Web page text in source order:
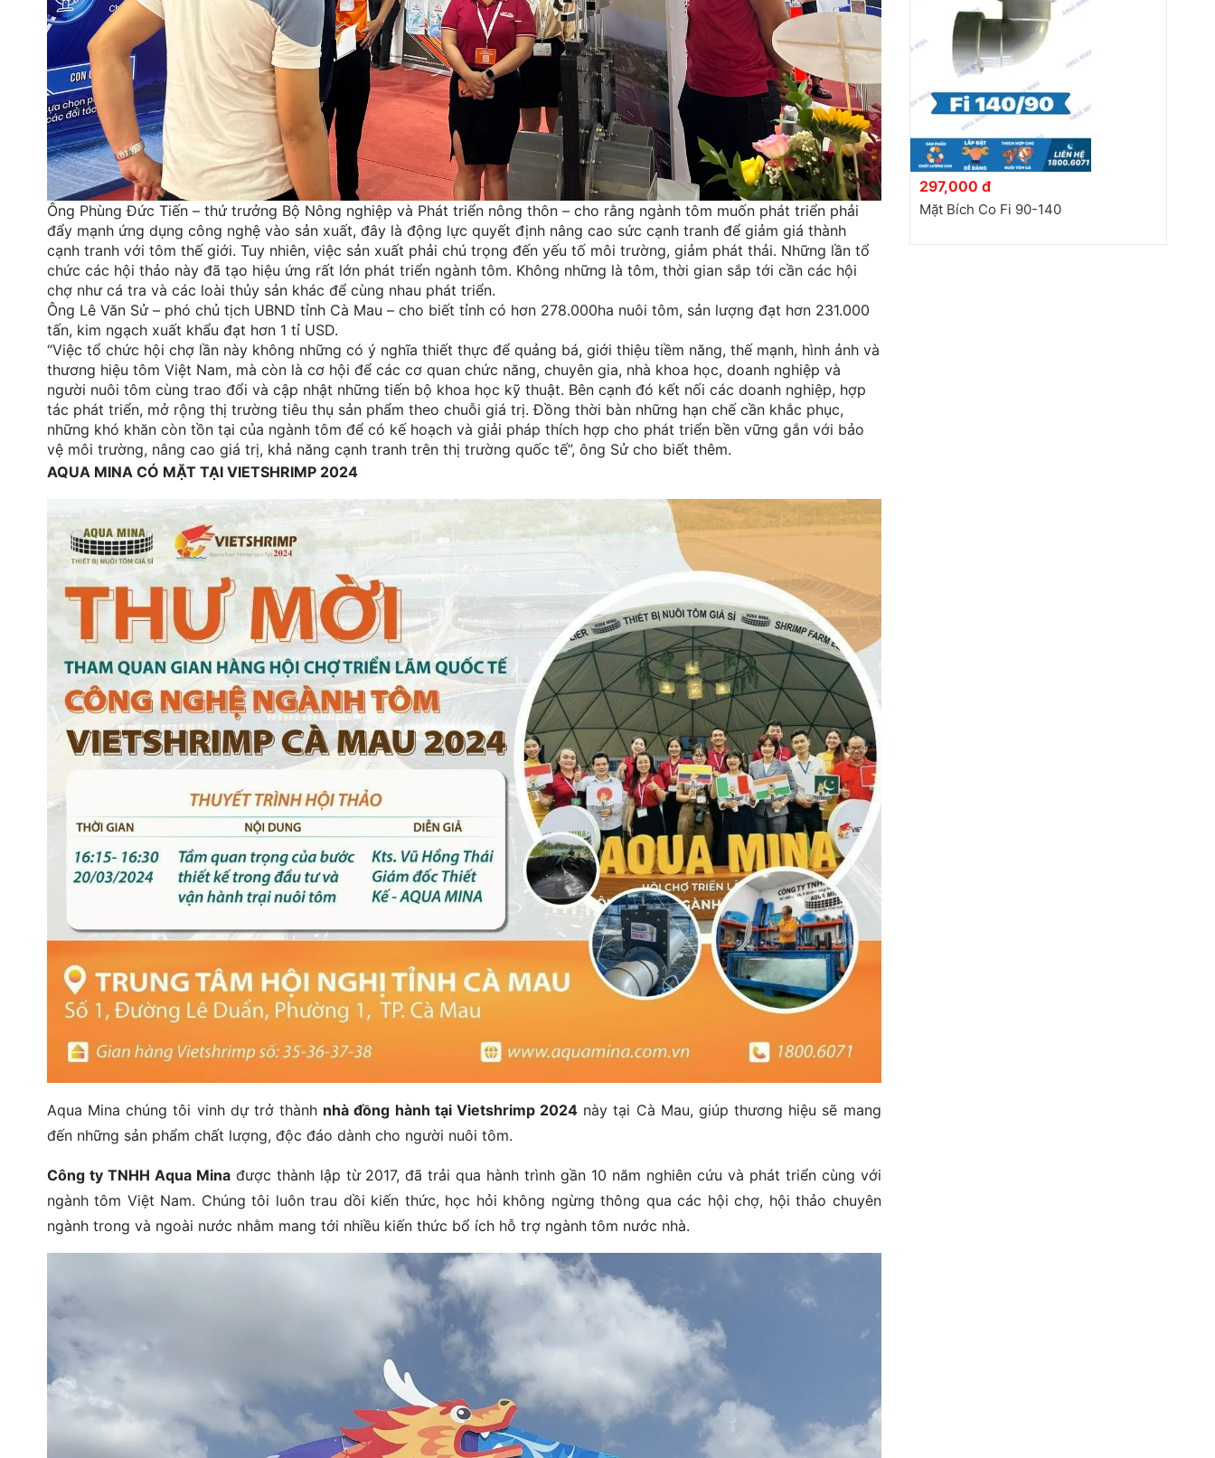
Ông Phùng Đức Tiến – thứ trưởng Bộ Nông nghiệp và Phát triển nông thôn – cho rằng ngành tôm muốn phát triển phải
đẩy mạnh ứng dụng công nghệ vào sản xuất, đây là động lực quyết định nâng cao sức cạnh tranh để giảm giá thành
cạnh tranh với tôm thế giới. Tuy nhiên, việc sản xuất phải chú trọng đến yếu tố môi trường, giảm phát thải. Những lần tổ
chức các hội thảo này đã tạo hiệu ứng rất lớn phát triển ngành tôm. Không những là tôm, thời gian sắp tới cần các hội
chợ như cá tra và các loài thủy sản khác để cùng nhau phát triển.
Ông Lê Văn Sử – phó chủ tịch UBND tỉnh Cà Mau – cho biết tỉnh có hơn 278.000ha nuôi tôm, sản lượng đạt hơn 231.000
tấn, kim ngạch xuất khẩu đạt hơn 1 tỉ USD.
“Việc tổ chức hội chợ lần này không những có ý nghĩa thiết thực để quảng bá, giới thiệu tiềm năng, thế mạnh, hình ảnh và
thương hiệu tôm Việt Nam, mà còn là cơ hội để các cơ quan chức năng, chuyên gia, nhà khoa học, doanh nghiệp và
người nuôi tôm cùng trao đổi và cập nhật những tiến bộ khoa học kỹ thuật. Bên cạnh đó kết nối các doanh nghiệp, hợp
tác phát triển, mở rộng thị trường tiêu thụ sản phẩm theo chuỗi giá trị. Đồng thời bàn những hạn chế cần khắc phục,
những khó khăn còn tồn tại của ngành tôm để có kế hoạch và giải pháp thích hợp cho phát triển bền vững gắn với bảo
vệ môi trường, nâng cao giá trị, khả năng cạnh tranh trên thị trường quốc tế”, ông Sử cho biết thêm.
AQUA MINA CÓ MẶT TẠI VIETSHRIMP 2024
Aqua Mina chúng tôi vinh dự trở thành nhà đồng hành tại Vietshrimp 2024 này tại Cà Mau, giúp thương hiệu sẽ mang
đến những sản phẩm chất lượng, độc đáo dành cho người nuôi tôm.
Công ty TNHH Aqua Minađược thành lập từ 2017, đã trải qua hành trình gần 10 năm nghiên cứu và phát triển cùng với
ngành tôm Việt Nam. Chúng tôi luôn trau dồi kiến thức, học hỏi không ngừng thông qua các hội chợ, hội thảo chuyên
ngành trong và ngoài nước nhằm mang tới nhiều kiến thức bổ ích hỗ trợ ngành tôm nước nhà.
297,000 đ
Mặt Bích Co Fi 90-140